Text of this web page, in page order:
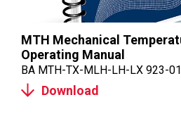
MTH Mechanical
Operating Manual
BA MTH-TX-MLH-LH-LX 923-
Download